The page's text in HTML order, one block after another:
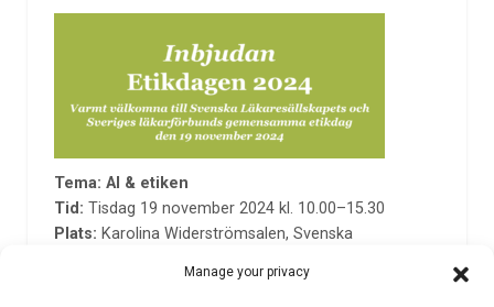
Manage your privacy
Tema: AI & etiken
Tid: Tisdag 19 november 2024 kl. 10.00–15.30
Plats: Karolina Widerströmsalen, Svenska
Stockholm eller digitalt.